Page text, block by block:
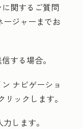
関するご質問
ージャーまでお
する場合。
ナビゲーショ
リックします。
力します。